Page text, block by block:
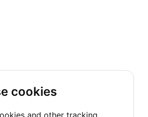
cookies
and other tracking